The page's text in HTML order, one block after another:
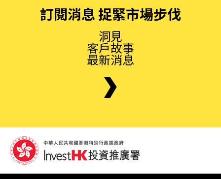
訂閱消息 捉緊市場步伐
洞見
客戶故事
最新消息